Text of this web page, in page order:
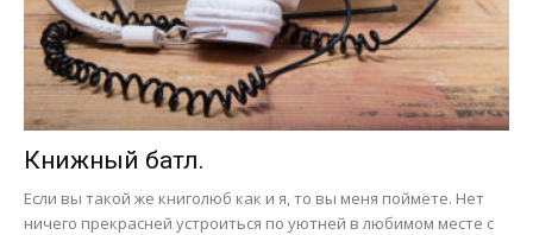
Книжный батл.
Если вы такой же книголюб как и я, то вы меня поймёте. Нет
ничего прекрасней устроиться по уютней в любимом месте с